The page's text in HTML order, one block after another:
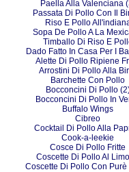
Paella Alla Valenciana
Passata Di Pollo Con Il
Riso E Pollo
Sopa De Pollo A La
Timballo Di Riso E
Dado Fatto In Casa Per I
Alette Di Pollo Ripiene
Arrostini Di Pollo Alla
Barchette Con Pollo
Bocconcini Di Pollo
Bocconcini Di Pollo In
Buffalo Wings
Cibreo
Cocktail Di Pollo Alla
Cook-a-leekie
Cosce Di Pollo Fritte
Coscette Di Pollo Al
Coscette Di Pollo Con Purè